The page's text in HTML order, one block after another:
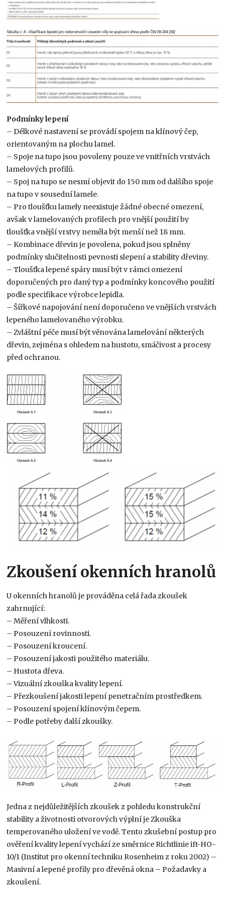
Podmínky lepení
– Délkové nastavení se provádí spojem na klínový čep,
orientovaným na plochu lamel.
– Spoje na tupo jsou povoleny pouze ve vnitřních vrstvách
lamelových profilů.
– Spoj na tupo se nesmí objevit do 150 mm od dalšího spoje
na tupo v sousední lamele.
– Pro tloušťku lamely neexistuje žádné obecné omezení,
avšak v lamelovaných profilech pro vnější použití by
tloušťka vnější vrstvy neměla být menší než 18 mm.
– Kombinace dřevin je povolena, pokud jsou splněny
podmínky slučitelnosti pevnosti slepení a stability dřeviny.
– Tloušťka lepené spáry musí být v rámci omezení
doporučených pro daný typ a podmínky koncového použití
podle specifikace výrobce lepidla.
– Šířkové napojování není doporučeno ve vnějších vrstvách
lepeného lamelovaného vý­robku.
– Zvláštní péče musí být věnována lamelování některých
dřevin, zejména s ohledem na hustotu, smáčivost a procesy
před ochranou.
Zkoušení okenních hranolů
U okenních hranolů je prováděna celá řada zkoušek
zahrnující:
– Měření vlhkosti.
– Posouzení rovinnosti.
– Posouzení kroucení.
– Posouzení jakosti použitého materiálu.
– Hustota dřeva.
– Vizuální zkouška kvality lepení.
– Přezkoušení jakosti lepení penetračním prostředkem.
– Posouzení spojení klínovým čepem.
– Podle potřeby další zkoušky.
Jedna z nejdůležitějších zkoušek z pohledu konstrukční
stability a životnosti otvorových výplní je Zkouška
temperovaného uložení ve vodě. Tento zkušební postup pro
ověření kvality lepení vychází ze směrnice Richtlinie ift-HO-
10/1 (Institut pro okenní techniku Rosenheim z roku 2002) –
Masivní a lepené profily pro dřevěná okna – Požadavky a
zkoušení.